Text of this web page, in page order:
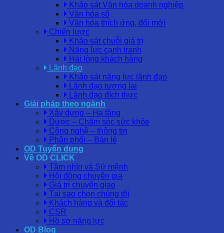
Khảo sát Văn hóa doanh nghiệp
Văn hóa số
Văn hóa thích ứng, đổi mới
Chiến lược
Khảo sát chuỗi giá trị
Năng lực cạnh tranh
Hài lòng khách hàng
Lãnh đạo
Khảo sát năng lực lãnh đạo
Lãnh đạo tương lai
Lãnh đạo đích thực
Giải pháp theo ngành
Xây dựng – Hạ tầng
Dược – Chăm sóc sức khỏe
Công nghệ – thông tin
Phân phối – Bán lẻ
OD Tuyển dụng
Về OD CLICK
Tầm nhìn và Sứ mệnh
Hội đồng chuyên gia
Giá trị chuyển giao
Tại sao chọn chúng tôi
Khách hàng và đối tác
CSR
Hồ sơ năng lực
OD Blog